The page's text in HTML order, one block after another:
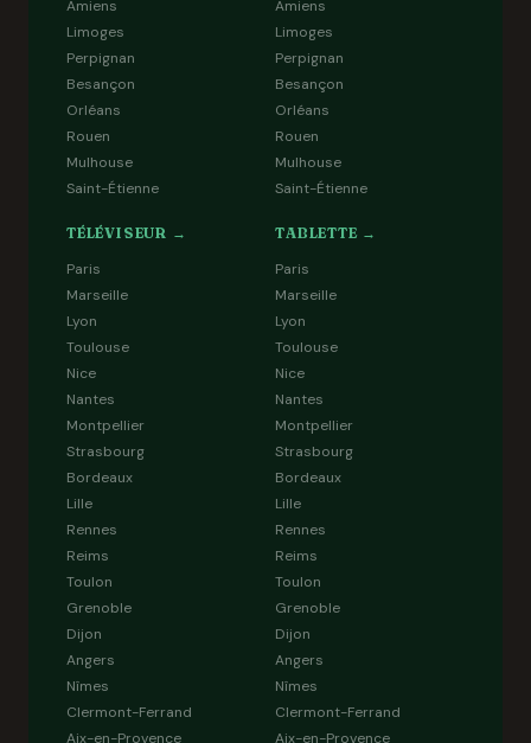
Amiens
Limoges
Perpignan
Besançon
Orléans
Rouen
Mulhouse
Saint-Étienne
Amiens
Limoges
Perpignan
Besançon
Orléans
Rouen
Mulhouse
Saint-Étienne
TÉLÉVISEUR →
Paris
Marseille
Lyon
Toulouse
Nice
Nantes
Montpellier
Strasbourg
Bordeaux
Lille
Rennes
Reims
Toulon
Grenoble
Dijon
Angers
Nîmes
Clermont-Ferrand
Aix-en-Provence
TABLETTE →
Paris
Marseille
Lyon
Toulouse
Nice
Nantes
Montpellier
Strasbourg
Bordeaux
Lille
Rennes
Reims
Toulon
Grenoble
Dijon
Angers
Nîmes
Clermont-Ferrand
Aix-en-Provence